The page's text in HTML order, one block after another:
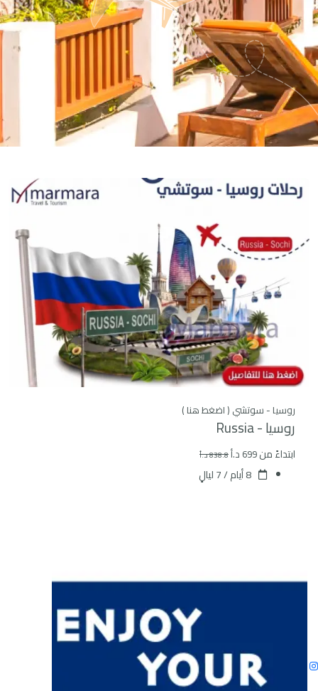
روسيا - سوتشي ( اضغط هنا )
روسيا - Russia
ابتداءً من699 د.أ 838.8 د.أ